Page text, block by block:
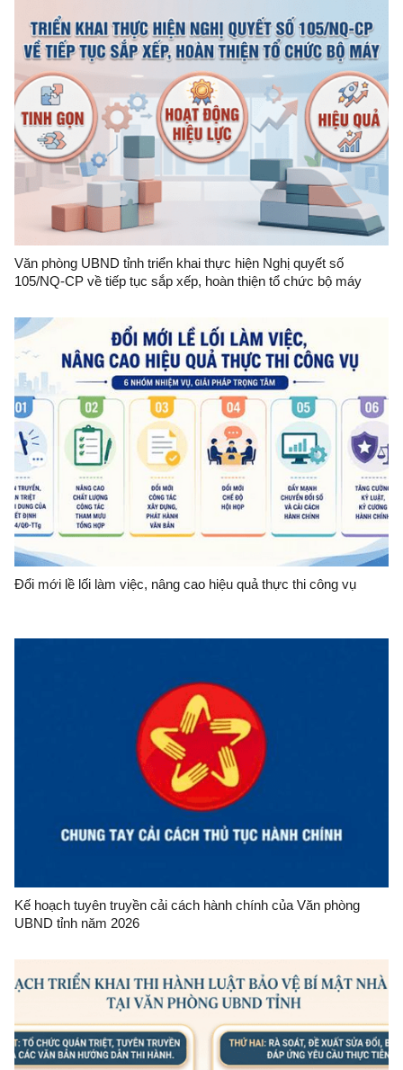
Văn phòng UBND tỉnh triển khai thực hiện Nghị quyết số
105/NQ-CP về tiếp tục sắp xếp, hoàn thiện tổ chức bộ máy
Đổi mới lề lối làm việc, nâng cao hiệu quả thực thi công vụ
Kế hoạch tuyên truyền cải cách hành chính của Văn phòng
UBND tỉnh năm 2026